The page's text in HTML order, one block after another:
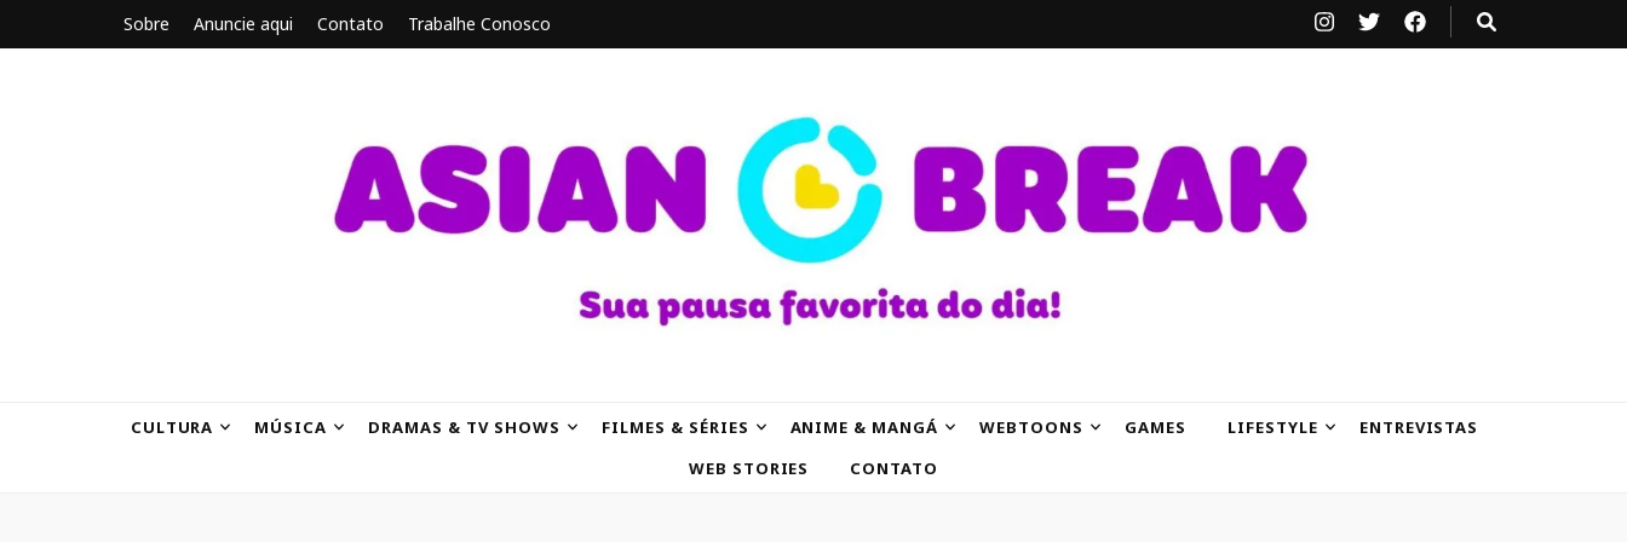
Sobre Anuncie aqui Contato Trabalhe Conosco
CULTURA MÚSICA DRAMAS & TV SHOWS FILMES & SÉRIES ANIME & MANGÁ WEBTOONS GAMES LIFESTYLE
ENTREVISTAS
WEB STORIES
CONTATO